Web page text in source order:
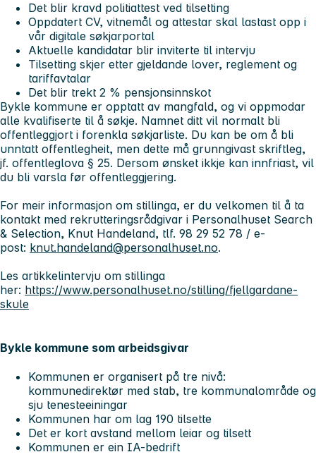
Det blir kravd politiattest ved tilsetting
Oppdatert CV, vitnemål og attestar skal lastast opp i
vår digitale søkjarportal
Aktuelle kandidatar blir inviterte til intervju
Tilsetting skjer etter gjeldande lover, reglement og
tariffavtalar
Det blir trekt 2 % pensjonsinnskot
Bykle kommune er opptatt av mangfald, og vi oppmodar
alle kvalifiserte til å søkje. Namnet ditt vil normalt bli
offentleggjort i forenkla søkjarliste. Du kan be om å bli
unntatt offentlegheit, men dette må grunngivast skriftleg,
jf. offentleglova § 25. Dersom ønsket ikkje kan innfriast, vil
du bli varsla før offentleggjering.
For meir informasjon om stillinga, er du velkomen til å ta
kontakt med rekrutteringsrådgivar i Personalhuset Search
& Selection, Knut Handeland, tlf. 98 29 52 78 / e-
post: knut.handeland@personalhuset.no.
Les artikkelintervju om stillinga
her: https://www.personalhuset.no/stilling/fjellgardane-
skule
Bykle kommune som arbeidsgivar
Kommunen er organisert på tre nivå:
kommunedirektør med stab, tre kommunalområde og
sju tenesteeiningar
Kommunen har om lag 190 tilsette
Det er kort avstand mellom leiar og tilsett
Kommunen er ein IA-bedrift